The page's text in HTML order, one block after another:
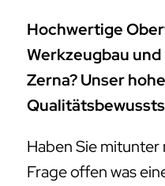
Hochwertige
Werkzeugbau
Zerna? Unser
Haben Sie
Frage offen was